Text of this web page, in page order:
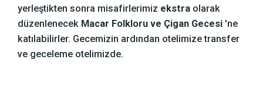
yerleştikten sonra misafirlerimiz ekstra olarak
düzenlenecek Macar Folkloru ve Çigan Gecesi 'ne
katılabilirler. Gecemizin ardından otelimize transfer
ve geceleme otelimizde.